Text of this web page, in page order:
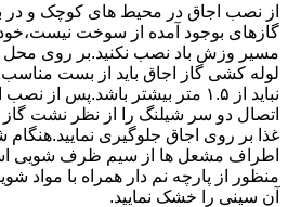
از نصب اجاق در محیط های کوچک و در
گازهای بوجود آمده از سوخت
مسیر وزش باد نصب نکنید.بر روی محل
لوله کشی گاز اجاق باید از بست
نباید از ۱.۵ متر بیشتر باشد.پس
اتصال دو سر شیلنگ را از نظر نشت
غذا بر روی اجاق جلوگیری
اطراف مشعل ها از سیم ظرف شویی
منظور از پارچه نم دار همراه با مواد
آن سینی را خشک نمایید.